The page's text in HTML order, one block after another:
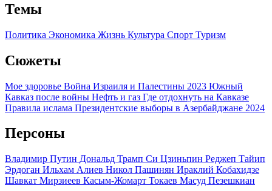
Темы
Политика Экономика Жизнь Культура Спорт Туризм
Сюжеты
Мое здоровье Война Израиля и Палестины 2023 Южный
Кавказ после войны Нефть и газ Где отдохнуть на Кавказе
Правила ислама Президентские выборы в Азербайджане 2024
Персоны
Владимир Путин Дональд Трамп Си Цзиньпин Реджеп Тайип
Эрдоган Ильхам Алиев Никол Пашинян Ираклий Кобахидзе
Шавкат Мирзиеев Касым-Жомарт Токаев Масуд Пезешкиан